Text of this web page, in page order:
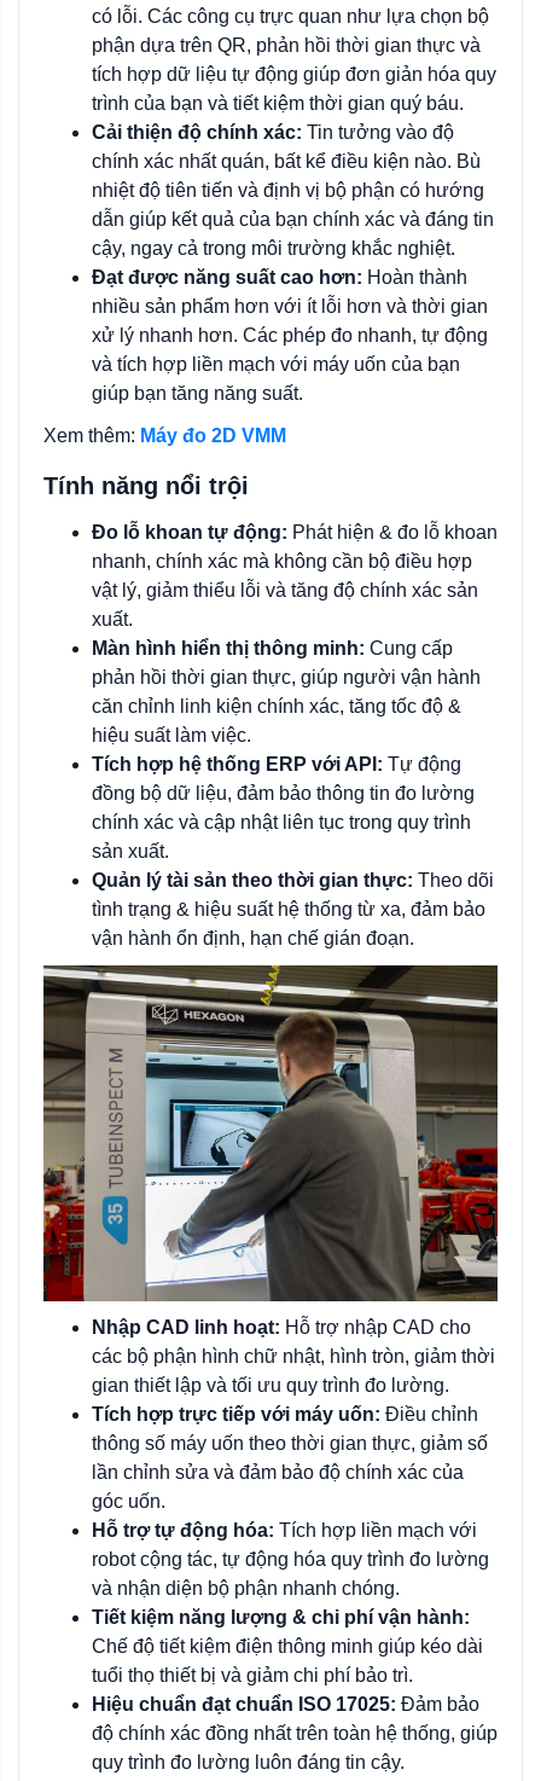
có lỗi. Các công cụ trực quan như lựa chọn bộ
phận dựa trên QR, phản hồi thời gian thực và
tích hợp dữ liệu tự động giúp đơn giản hóa quy
trình của bạn và tiết kiệm thời gian quý báu.
Cải thiện độ chính xác: Tin tưởng vào độ
chính xác nhất quán, bất kể điều kiện nào. Bù
nhiệt độ tiên tiến và định vị bộ phận có hướng
dẫn giúp kết quả của bạn chính xác và đáng tin
cậy, ngay cả trong môi trường khắc nghiệt.
Đạt được năng suất cao hơn: Hoàn thành
nhiều sản phẩm hơn với ít lỗi hơn và thời gian
xử lý nhanh hơn. Các phép đo nhanh, tự động
và tích hợp liền mạch với máy uốn của bạn
giúp bạn tăng năng suất.
Xem thêm: Máy đo 2D VMM
Tính năng nổi trội
Đo lỗ khoan tự động: Phát hiện & đo lỗ khoan
nhanh, chính xác mà không cần bộ điều hợp
vật lý, giảm thiểu lỗi và tăng độ chính xác sản
xuất.
Màn hình hiển thị thông minh: Cung cấp
phản hồi thời gian thực, giúp người vận hành
căn chỉnh linh kiện chính xác, tăng tốc độ &
hiệu suất làm việc.
Tích hợp hệ thống ERP với API: Tự động
đồng bộ dữ liệu, đảm bảo thông tin đo lường
chính xác và cập nhật liên tục trong quy trình
sản xuất.
Quản lý tài sản theo thời gian thực: Theo dõi
tình trạng & hiệu suất hệ thống từ xa, đảm bảo
vận hành ổn định, hạn chế gián đoạn.
Nhập CAD linh hoạt: Hỗ trợ nhập CAD cho
các bộ phận hình chữ nhật, hình tròn, giảm thời
gian thiết lập và tối ưu quy trình đo lường.
Tích hợp trực tiếp với máy uốn: Điều chỉnh
thông số máy uốn theo thời gian thực, giảm số
lần chỉnh sửa và đảm bảo độ chính xác của
góc uốn.
Hỗ trợ tự động hóa: Tích hợp liền mạch với
robot cộng tác, tự động hóa quy trình đo lường
và nhận diện bộ phận nhanh chóng.
Tiết kiệm năng lượng & chi phí vận hành:
Chế độ tiết kiệm điện thông minh giúp kéo dài
tuổi thọ thiết bị và giảm chi phí bảo trì.
Hiệu chuẩn đạt chuẩn ISO 17025: Đảm bảo
độ chính xác đồng nhất trên toàn hệ thống, giúp
quy trình đo lường luôn đáng tin cậy.